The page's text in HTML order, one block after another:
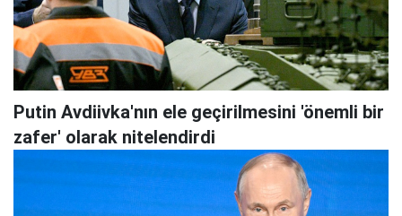
Putin Avdiivka'nın ele geçirilmesini 'önemli bir
zafer' olarak nitelendirdi